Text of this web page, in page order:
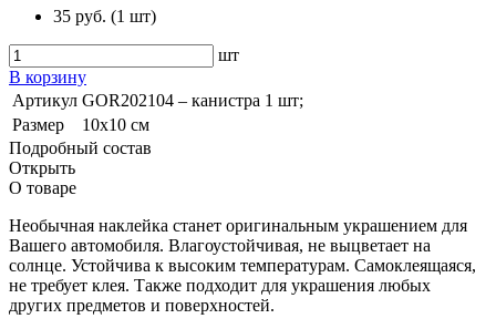
35 руб. (1 шт)
шт
В корзину
Артикул GOR202104 – канистра 1 шт;
Размер
10х10 см
Подробный состав
Открыть
О товаре
Необычная наклейка станет оригинальным украшением для
Вашего автомобиля. Влагоустойчивая, не выцветает на
солнце. Устойчива к высоким температурам. Самоклеящаяся,
не требует клея. Также подходит для украшения любых
других предметов и поверхностей.